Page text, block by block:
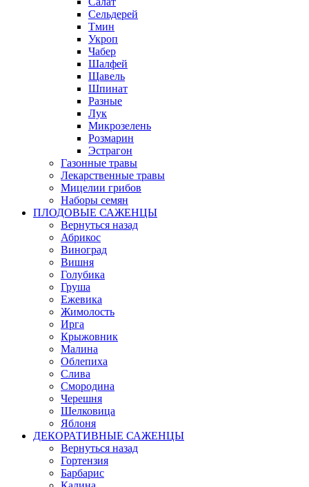
Сельдерей
Тмин
Укроп
Чабер
Шалфей
Щавель
Шпинат
Разные
Лук
Микрозелень
Розмарин
Эстрагон
Газонные травы
Лекарственные травы
Мицелии грибов
Наборы семян
ПЛОДОВЫЕ САЖЕНЦЫ
Вернуться назад
Абрикос
Виноград
Вишня
Голубика
Груша
Ежевика
Жимолость
Ирга
Крыжовник
Малина
Облепиха
Слива
Смородина
Черешня
Шелковица
Яблоня
ДЕКОРАТИВНЫЕ САЖЕНЦЫ
Вернуться назад
Гортензия
Барбарис